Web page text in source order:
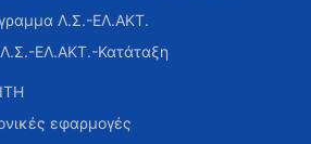
Λ.Σ.-ΕΛ.ΑΚΤ.
ΕΛ.ΑΚΤ.-Κατάταξη
εφαρμογές